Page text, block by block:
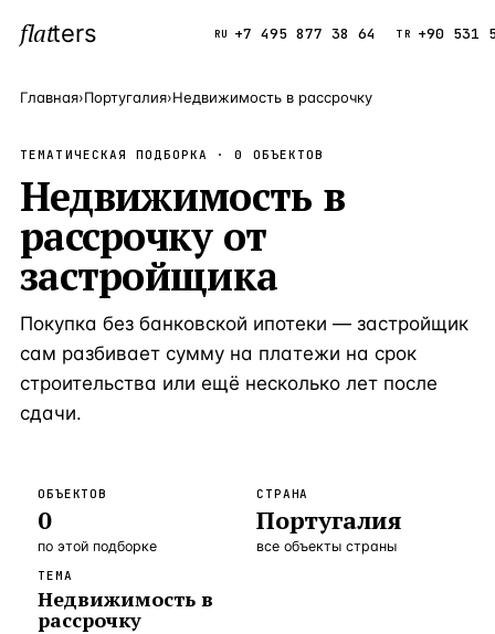
flatters RU +7 495 877 38 64 TR +90 531
ПОПУЛЯРНЫЕ НАПРАВЛЕНИЯ
Турция
Россия
Испания —Страна
Таиланд —Страна 2 948
Греция Страна 2 797
Бангкок Таиланд · 2
Новороссийск
Стамбул —Локация
Главная›Португалия›Недвижимость в рассрочку
ТЕМАТИЧЕСКАЯ ПОДБОРКА ·0 ОБЪЕКТОВ
Недвижимость в
рассрочку от
застройщика
Покупка без банковской ипотеки — застройщик
сам разбивает сумму на платежи на срок
строительства или ещё несколько лет после
сдачи.
ОБЪЕКТОВ
0
по этой подборке
СТРАНА
Португалия
все объекты страны
ТЕМА
Недвижимость в
рассрочку